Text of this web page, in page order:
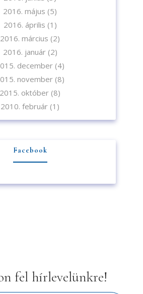
2016. május (5)
2016. április (1)
2016. március (2)
2016. január(2)
december (4)
november (8)
2015. október (8)
2010. február (1)
Facebook
fel hírlevelünkre!